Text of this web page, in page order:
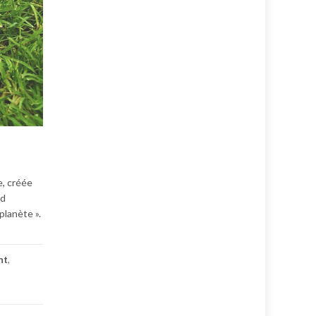
créée
».
,